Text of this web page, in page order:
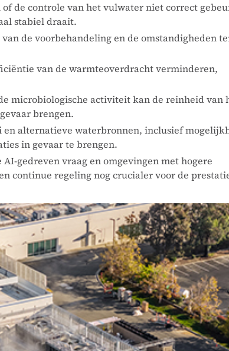
de controle van het vulwater niet correct
stabiel draait.
de voorbehandeling en de omstandigheden
van de warmteoverdracht verminderen,
microbiologische activiteit kan de reinheid van
brengen.
alternatieve waterbronnen, inclusief
in gevaar te brengen.
gedreven vraag en omgevingen met hogere
regeling nog crucialer voor de